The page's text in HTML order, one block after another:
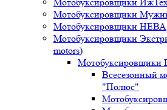
Мотобуксировщики
Мотобуксировщики НЕВА
Мотобуксировщики
motors)
Мотобуксировщики
Всесезонный
"Полюс"